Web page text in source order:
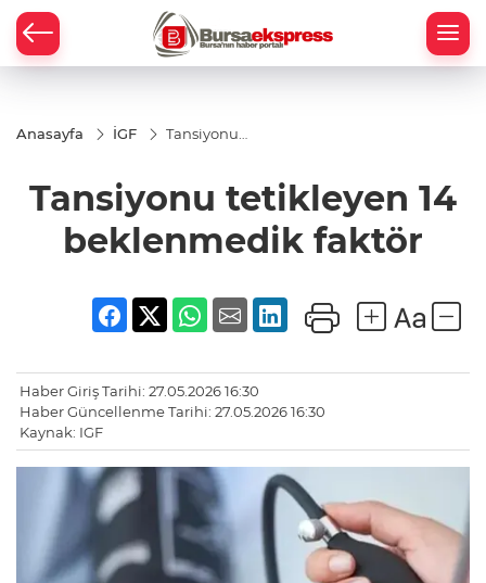
Anasayfa İGF
Tansiyonu
Tansiyonu tetikleyen 14
beklenmedik faktör
Haber Giriş Tarihi: 27.05.2026 16:30
Haber Güncellenme Tarihi: 27.05.2026 16:30
Kaynak: IGF